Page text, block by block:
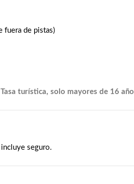
fuera de pistas)
turística, solo mayores de 16
seguro.